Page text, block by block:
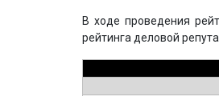
В ходе проведения
рейтинга деловой